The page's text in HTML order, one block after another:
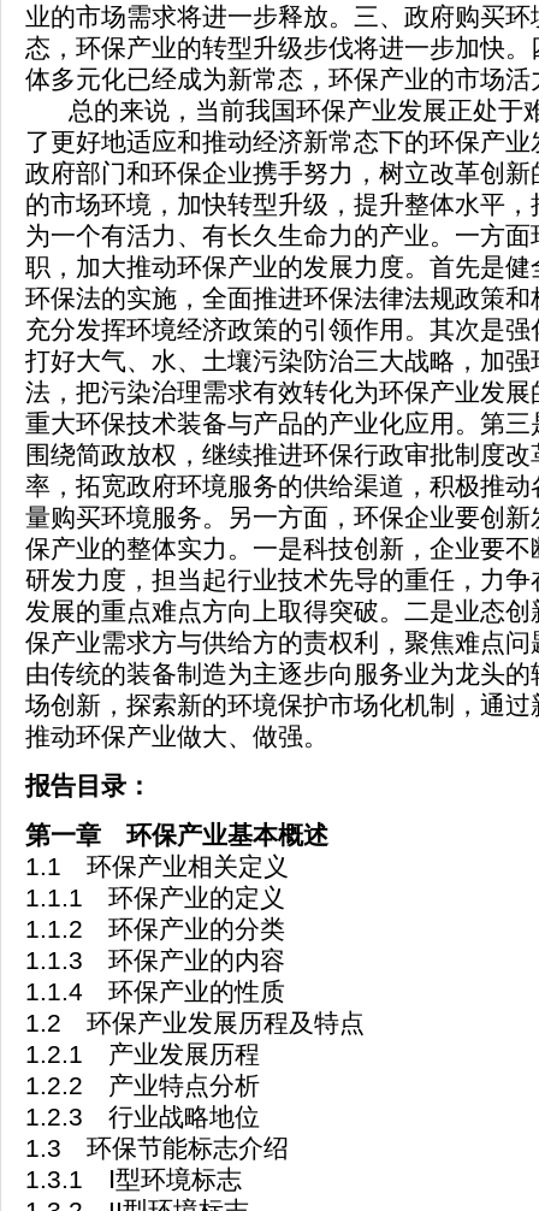
业的市场需求将进一步释放。三、政府购买
态，环保产业的转型升级步伐将进一步加快
体多元化已经成为新常态，环保产业的市场
总的来说，当前我国环保产业发展正处于
了更好地适应和推动经济新常态下的环保产
政府部门和环保企业携手努力，树立改革创
的市场环境，加快转型升级，提升整体水平
为一个有活力、有长久生命力的产业。一方
职，加大推动环保产业的发展力度。首先是
环保法的实施，全面推进环保法律法规政策
充分发挥环境经济政策的引领作用。其次是
打好大气、水、土壤污染防治三大战略，加
法，把污染治理需求有效转化为环保产业发
重大环保技术装备与产品的产业化应用。第
围绕简政放权，继续推进环保行政审批制度
率，拓宽政府环境服务的供给渠道，积极推
量购买环境服务。另一方面，环保企业要创
保产业的整体实力。一是科技创新，企业要
研发力度，担当起行业技术先导的重任，力
发展的重点难点方向上取得突破。二是业态
保产业需求方与供给方的责权利，聚焦难点
由传统的装备制造为主逐步向服务业为龙头
场创新，探索新的环境保护市场化机制，通
推动环保产业做大、做强。
报告目录：
第一章 环保产业基本概述
1.1 环保产业相关定义
1.1.1 环保产业的定义
1.1.2 环保产业的分类
1.1.3 环保产业的内容
1.1.4 环保产业的性质
1.2 环保产业发展历程及特点
1.2.1 产业发展历程
1.2.2 产业特点分析
1.2.3 行业战略地位
1.3 环保节能标志介绍
1.3.1 Ⅰ型环境标志